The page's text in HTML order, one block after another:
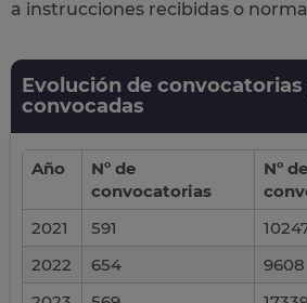
a instrucciones recibidas o
Evolución de convocatorias
convocadas
Año
Nº de
convocatorias
Nº
2021
591
2022
654
9608